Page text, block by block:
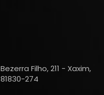
Filho, 211 - Xaxim,
274